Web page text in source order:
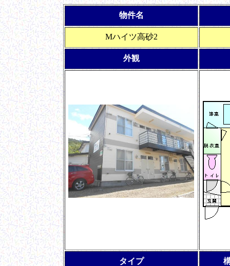
物件名
Mハイツ高砂2
外観
タイプ